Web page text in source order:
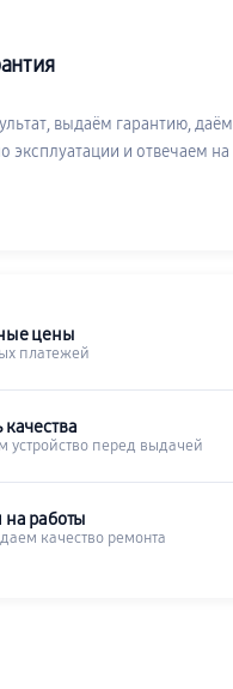
выдаём гарантию, даём
эксплуатации и отвечаем на
цены
платежей
качества
устройство перед выдачей
на работы
качество ремонта